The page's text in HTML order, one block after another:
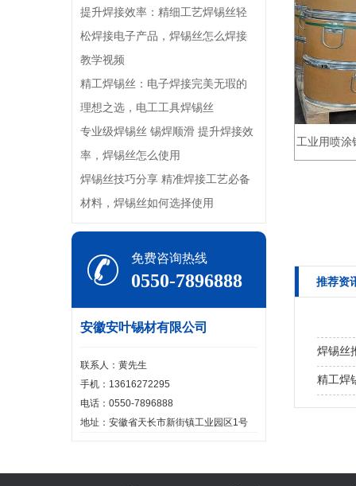
提升焊接效率：精细工艺焊锡丝轻
松焊接电子产品，焊锡丝怎么焊接
教学视频
精工焊锡丝：电子焊接完美无瑕的
理想之选，电工工具焊锡丝
专业级焊锡丝 锡焊顺滑 提升焊接效
率，焊锡丝怎么使用
焊锡丝技巧分享 精准焊接工艺必备
材料，焊锡丝如何选择使用
免费咨询热线
0550-7896888
安徽安叶锡材有限公司
联系人：黄先生
手机：13616272295
电话：0550-7896888
地址：安徽省天长市新街镇工业园区1号
工业用喷涂
推荐资
焊锡丝
精工焊
焊锡丝